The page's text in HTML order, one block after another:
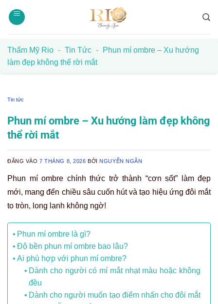
qua
Thẩm Mỹ Rio - Tin Tức -
Phun mí ombre – Xu hướng
làm đẹp không thể rời mắt
Tin tức
Phun mí ombre – Xu hướng làm đẹp không
thể rời mắt
ĐĂNG VÀO7 THÁNG 8, 2026 BỞI NGUYỄN NGÂN
Phun mí ombre chính thức trở thành “cơn sốt” làm đẹp
mới, mang đến chiều sâu cuốn hút và tạo hiệu ứng đôi mắt
to tròn, long lanh không ngờ!
Phun mí ombre là gì?
Độ bền phun mí ombre bao lâu?
Ai phù hợp với phun mí ombre?
Dành cho người có mí mắt nhạt màu hoặc không
đều
Dành cho người muốn tạo điểm nhấn cho đôi mắt